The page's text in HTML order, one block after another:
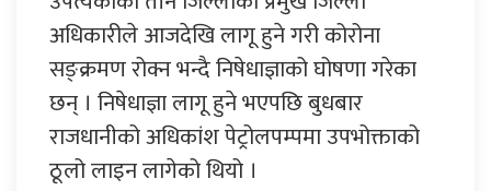
अधिकारीले आजदेखि लागू हुने गरी कोरोना
सङ्क्रमण रोक्न भन्दै निषेधाज्ञाको घोषणा गरेका
छन् । निषेधाज्ञा लागू हुने भएपछि बुधबार
राजधानीको अधिकांश पेट्रोलपम्पमा उपभोक्ताको
ठूलो लाइन लागेको थियो ।